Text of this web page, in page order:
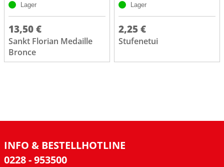
Lager
13,50 €
Sankt Florian Medaille
Bronce
Lager
2,25 €
Stufenetui
INFO & BESTELLHOTLINE
0228 - 953500